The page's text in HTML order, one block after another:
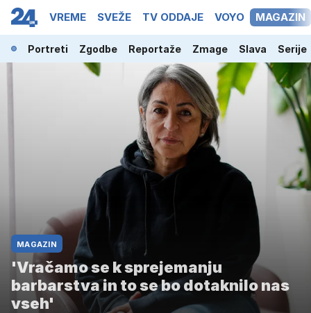
VREME SVEŽE TV ODDAJE VOYO MAGAZIN
Portreti Zgodbe Reportaže Zmage Slava Serije
MAGAZIN
'Vračamo se k sprejemanju
barbarstva in to se bo dotaknilo nas
vseh'